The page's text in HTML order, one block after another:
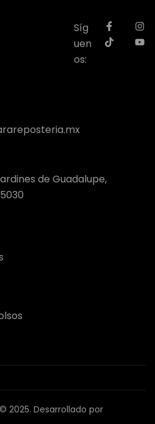
Síg
uen
os:
de Guadalupe,
2025. Desarrollado por